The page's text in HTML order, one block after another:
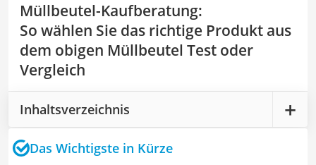
Müllbeutel-Kaufberatung:
So wählen Sie das richtige Produkt aus
dem obigen Müllbeutel Test oder
Vergleich
Inhaltsverzeichnis
Das Wichtigste in Kürze